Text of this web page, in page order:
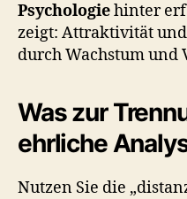
Psychologiehinter
zeigt: Attraktivität
durch Wachstum und
Was zur
ehrliche
Nutzen Sie die